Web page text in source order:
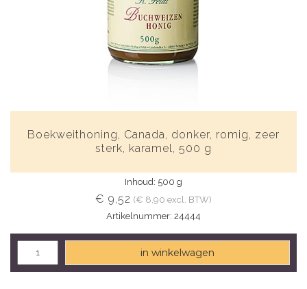
Boekweithoning, Canada, donker, romig, zeer
sterk, karamel, 500 g
Inhoud: 500 g
€ 9,52 (€ 8,90 excl. BTW)
Artikelnummer: 24444
in winkelwagen